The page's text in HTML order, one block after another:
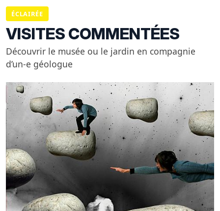
ÉCLAIRÉE
VISITES COMMENTÉES
Découvrir le musée ou le jardin en compagnie
d’un-e géologue